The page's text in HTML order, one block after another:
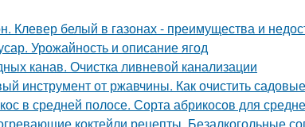
Клевер белый в газонах - преимущества и
Урожайность и описание ягод
канав. Очистка ливневой канализации
инструмент от ржавчины. Как очистить
в средней полосе. Сорта абрикосов для